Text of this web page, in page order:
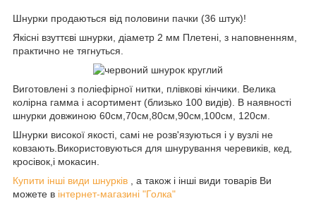
Шнурки продаються від половини пачки (36 штук)!
Якісні взуттєві шнурки, діаметр 2 мм Плетені, з наповненням,
практично не тягнуться.
Виготовлені з поліефірної нитки, плівкові кінчики. Велика
колірна гамма і асортимент (близько 100 видів). В наявності
шнурки довжиною 60см,70см,80см,90см,100см, 120см.
Шнурки високої якості, самі не розв'язуються і у вузлі не
ковзають.Використовуються для шнурування черевиків, кед,
кросівок,і мокасин.
Купити інші види шнурків , а також і інші види товарів Ви
можете в інтернет-магазині "Голка"